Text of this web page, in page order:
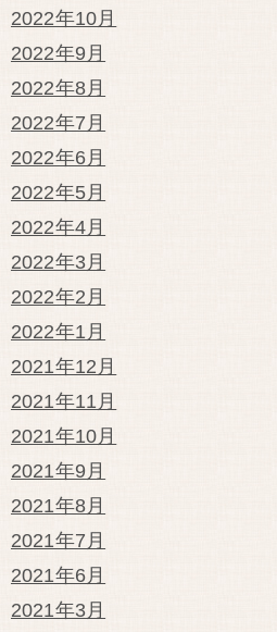
2022年10月
2022年9月
2022年8月
2022年7月
2022年6月
2022年5月
2022年4月
2022年3月
2022年2月
2022年1月
2021年12月
2021年11月
2021年10月
2021年9月
2021年8月
2021年7月
2021年6月
2021年3月